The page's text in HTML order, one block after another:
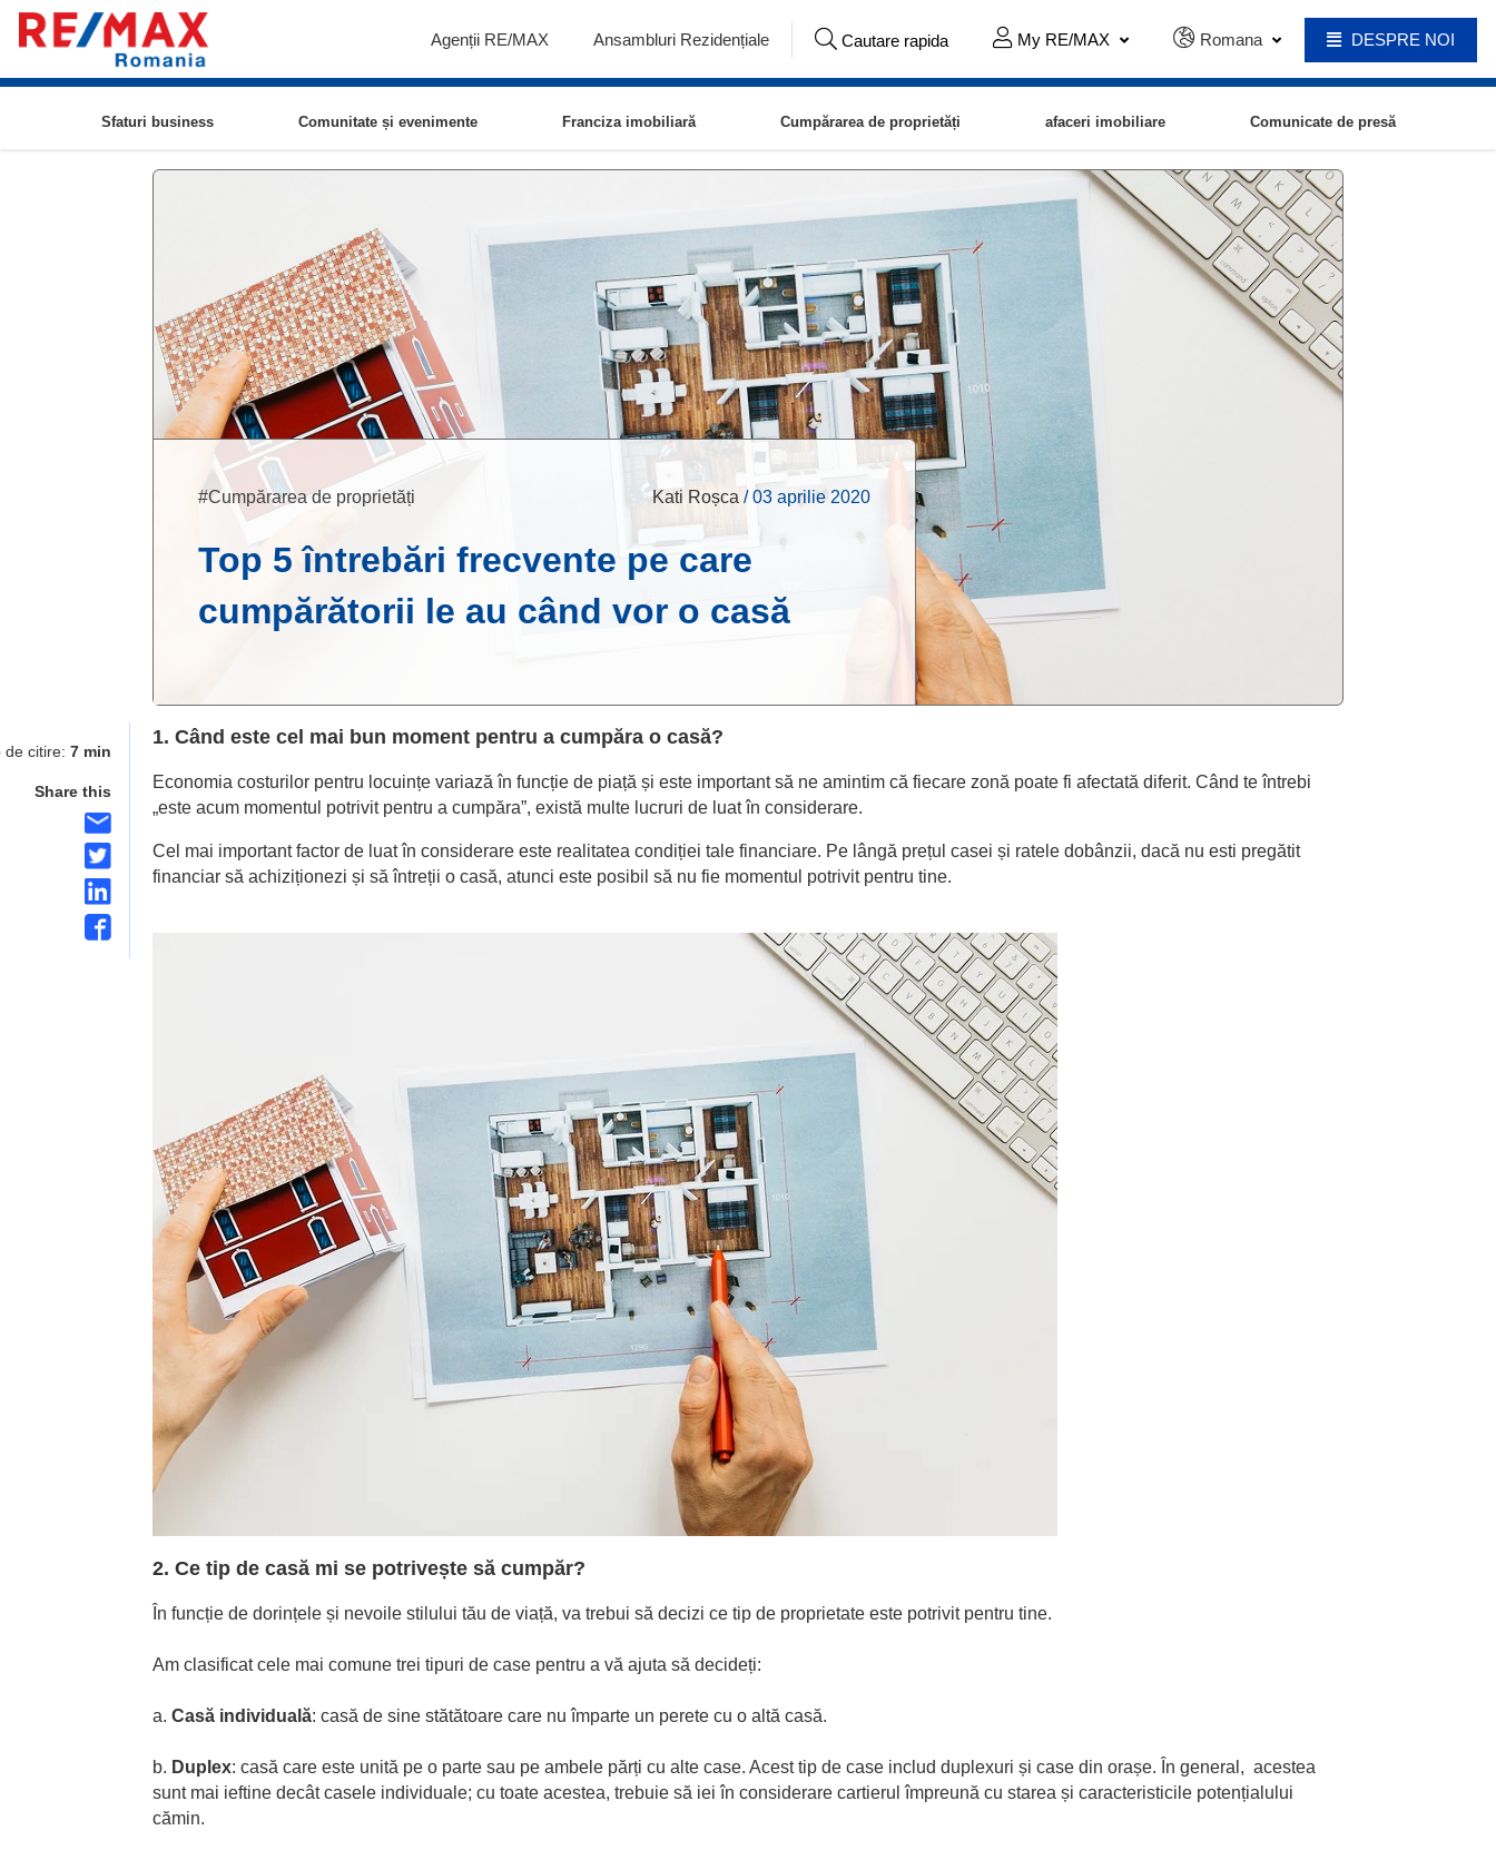
Agenții RE/MAX Ansambluri Rezidențiale Cautare rapida My RE/MAX Romana DESPRE NOI
Sfaturi business Comunitate și evenimente Franciza imobiliară Cumpărarea de proprietăți afaceri imobiliare Comunicate de presă
#Cumpărarea de proprietăți Kati Roșca /03 aprilie 2020
Top 5 întrebări frecvente pe care
cumpărătorii le au când vor o casă
de citire: 7 min
Share this
1. Când este cel mai bun moment pentru a cumpăra o casă?
Economia costurilor pentru locuințe variază în funcție de piață și este important să ne amintim că fiecare zonă poate fi afectată diferit. Când te întrebi
„este acum momentul potrivit pentru a cumpăra”, există multe lucruri de luat în considerare.
Cel mai important factor de luat în considerare este realitatea condiției tale financiare. Pe lângă prețul casei și ratele dobânzii, dacă nu esti pregătit
financiar să achiziționezi și să întreții o casă, atunci este posibil să nu fie momentul potrivit pentru tine.
2. Ce tip de casă mi se potrivește să cumpăr?
În funcție de dorințele și nevoile stilului tău de viață, va trebui să decizi ce tip de proprietate este potrivit pentru tine.
Am clasificat cele mai comune trei tipuri de case pentru a vă ajuta să decideți:
a. Casă individuală: casă de sine stătătoare care nu împarte un perete cu o altă casă.
b. Duplex: casă care este unită pe o parte sau pe ambele părți cu alte case. Acest tip de case includ duplexuri și case din orașe. În general, acestea
sunt mai ieftine decât casele individuale; cu toate acestea, trebuie să iei în considerare cartierul împreună cu starea și caracteristicile potențialului
cămin.